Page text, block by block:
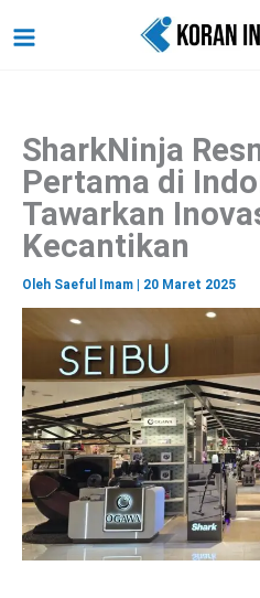
ke
SharkNinja
Pertama di
Tawarkan
Kecantikan
Oleh Saeful Imam 20 Maret 2025
a